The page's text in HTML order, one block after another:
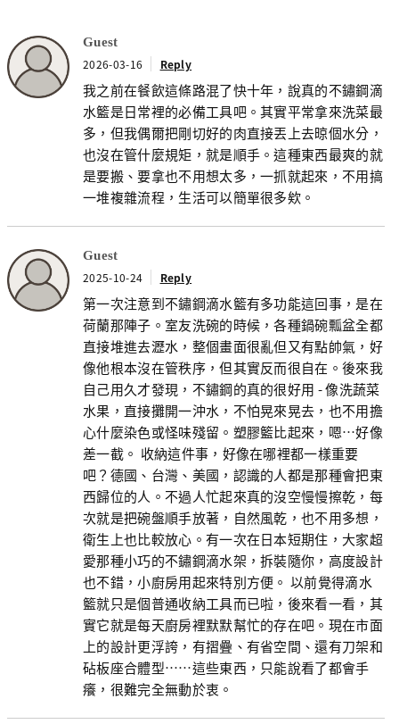
Guest
2026-03-16 Reply
我之前在餐飲這條路混了快十年，說真的不鏽鋼滴
水籃是日常裡的必備工具吧。其實平常拿來洗菜最
多，但我偶爾把剛切好的肉直接丟上去晾個水分，
也沒在管什麼規矩，就是順手。這種東西最爽的就
是要搬、要拿也不用想太多，一抓就起來，不用搞
一堆複雜流程，生活可以簡單很多欸。
Guest
2025-10-24 Reply
第一次注意到不鏽鋼滴水籃有多功能這回事，是在
荷蘭那陣子。室友洗碗的時候，各種鍋碗瓢盆全都
直接堆進去瀝水，整個畫面很亂但又有點帥氣，好
像他根本沒在管秩序，但其實反而很自在。後來我
自己用久才發現，不鏽鋼的真的很好用 - 像洗蔬菜
水果，直接攤開一沖水，不怕晃來晃去，也不用擔
心什麼染色或怪味殘留。塑膠籃比起來，嗯…好像
差一截。 收納這件事，好像在哪裡都一樣重要
吧？德國、台灣、美國，認識的人都是那種會把東
西歸位的人。不過人忙起來真的沒空慢慢擦乾，每
次就是把碗盤順手放著，自然風乾，也不用多想，
衛生上也比較放心。有一次在日本短期住，大家超
愛那種小巧的不鏽鋼滴水架，拆裝隨你，高度設計
也不錯，小廚房用起來特別方便。 以前覺得滴水
籃就只是個普通收納工具而已啦，後來看一看，其
實它就是每天廚房裡默默幫忙的存在吧。現在市面
上的設計更浮誇，有摺疊、有省空間、還有刀架和
砧板座合體型……這些東西，只能說看了都會手
癢，很難完全無動於衷。